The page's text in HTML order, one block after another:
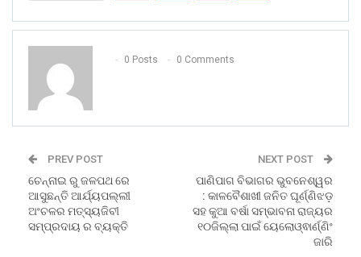
0 Posts 0 Comments
PREV POST
ଚେନ୍ନାଇ ରୁ ଜଳପଥ ରେ
ଆସୁଛନ୍ତି ଆର୍ଯ୍ୟପଲ୍ଲୀ
ଅଂଚଳର ମତ୍ସ୍ୟଜିବୀ
ସମ୍ପ୍ରଦାୟ ର ବ୍ୟକ୍ତି
NEXT POST
ପାଣିପାଗ ବିଭାଗର ଭୁବନେଶ୍ୱର
: କାଳବୈଶାଖୀ ଜନିତ ଘୂର୍ଣ୍ଣିଝଡ଼
ସହ କୁଆ ବର୍ଷା ସମ୍ଭାବନା ରାଜ୍ୟର
୧୦ଜିଲ୍ଲା ପାଇଁ ୟେଲୋଓ୍ଵାର୍ଣ୍ଣିଂ
ଜାରି